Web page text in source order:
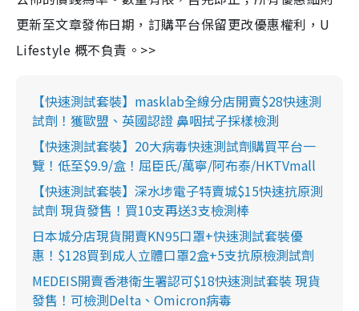
更新至文章發佈日期，訂購平台保留更改優惠權利，U
Lifestyle 概不負責。>>
【快速測試套裝】masklab全線分店開賣$28快速測
試劑！獲歐盟、英國認證 鼻咽拭子採樣檢測
【快速測試套裝】20大病毒快速測試劑購買平台一
覽！低至$9.9/盒！屈臣氏/萬寧/阿布泰/HKTVmall
【快速測試套裝】深水埗電子特賣城$15快速抗原測
試劑 現貨發售！買10支再送3支檢測棒
日本城分店現貨開賣KN95口罩+快速測試套裝優
惠！$128買到成人立體口罩2盒+5支抗原檢測試劑
MEDEIS開賣香港衛生署認可$18快速測試套裝 現貨
發售！可檢測Delta、Omicron病毒